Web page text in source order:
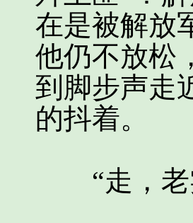
在是被解放
他仍不放松
到脚步声走
的抖着。
“走，老